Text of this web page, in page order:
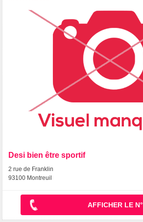
Desi bien être sportif
2 rue de Franklin
93100 Montreuil
AFFICHER LE N°